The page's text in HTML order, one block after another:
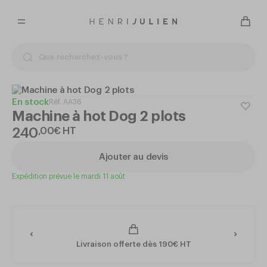
En stockRéf. AA36
Machine à hot Dog 2 plots
240,00€ HT
Ajouter au devis
Expédition prévue le mardi 11 août
Livraison offerte dès 190€ HT